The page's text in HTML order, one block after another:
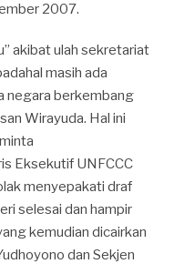
2007.
akibat ulah sekretariat
masih ada
negara berkembang
Wirayuda. Hal ini
Eksekutif UNFCCC
menyepakati draf
selesai dan hampir
kemudian dicairkan
dan Sekjen